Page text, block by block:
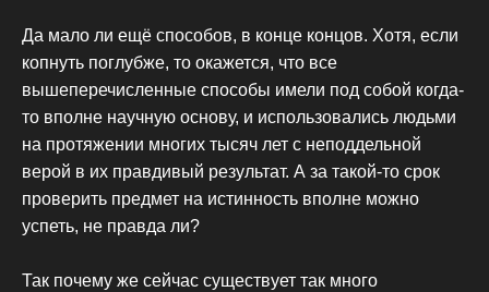
Да мало ли ещё способов, в конце концов. Хотя, если
копнуть поглубже, то окажется, что все
вышеперечисленные способы имели под собой когда-
то вполне научную основу, и использовались людьми
на протяжении многих тысяч лет с неподдельной
верой в их правдивый результат. А за такой-то срок
проверить предмет на истинность вполне можно
успеть, не правда ли?
Так почему же сейчас существует так много